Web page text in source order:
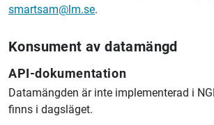
smartsam@lm.se.
Konsument av datamängd
API-dokumentation
Datamängden är inte implementerad i
finns i dagsläget.